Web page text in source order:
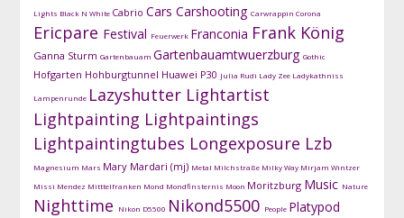
Lights Black N White Cabrio Cars Carshooting Carwrappin Corona
Ericpare Festival Feuerwerk Franconia Frank König
Ganna Sturm Gartenbauam Gartenbauamtwuerzburg Gothic
Hofgarten Hohburgtunnel Huawei P30 Julia Rudi Lady Zee Ladykathniss
Lampenrunde Lazyshutter Lightartist
Lightpainting Lightpaintings
Lightpaintingtubes Longexposure Lzb
Magnesium Mars Mary Mardari (mj) Metal Milchstraße Milky Way Mirjam Wintzer
Missi Mendez Mitttelfranken Mond Mondfinsternis Moon Moritzburg Music Nature
Nighttime Nikon D5500 Nikond5500 People Platypod